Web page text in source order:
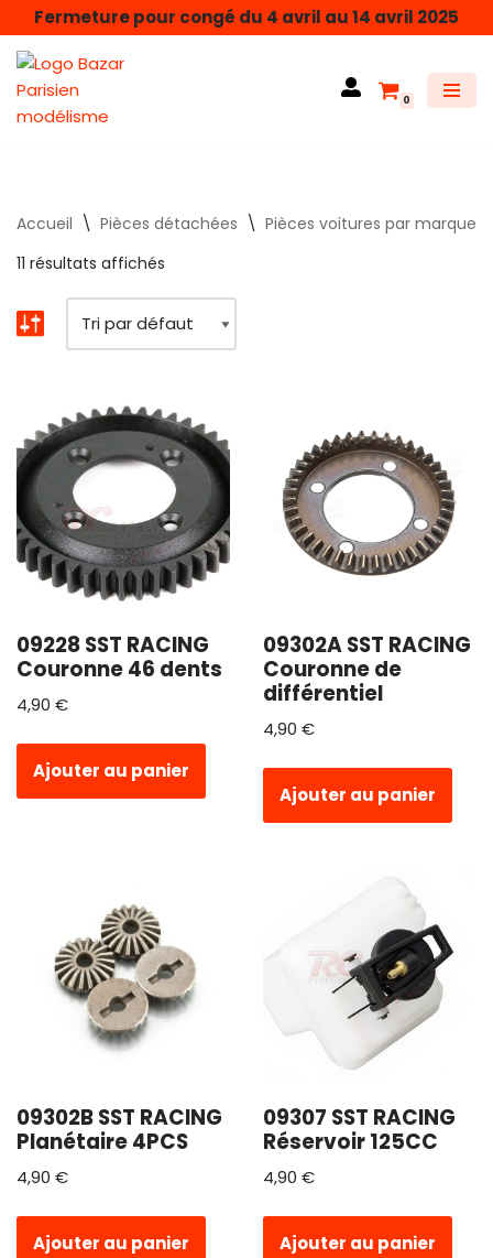
Aller
au
contenu
Fermeture pour congé du 4 avril au 14 avril 2025
0
Accueil \ Pièces détachées \ Pièces voitures par marque
11 résultats affichés
09228 SST RACING
Couronne 46 dents
4,90 €
Ajouter au panier
09302A SST RACING
Couronne de
différentiel
4,90 €
Ajouter au panier
09302B SST RACING
Planétaire 4PCS
4,90 €
Ajouter au panier
09307 SST RACING
Réservoir 125CC
4,90 €
Ajouter au panier